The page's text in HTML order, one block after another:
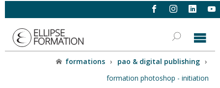
formations › pao & digital publishing ›
formation photoshop - initiation